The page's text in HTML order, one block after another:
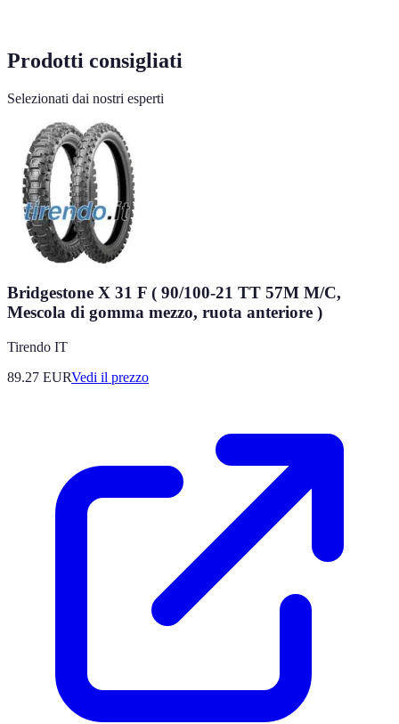
Prodotti consigliati
Selezionati dai nostri esperti
Bridgestone X 31 F ( 90/100-21 TT 57M M/C,
Mescola di gomma mezzo, ruota anteriore )
Tirendo IT
89.27 EURVedi il prezzo